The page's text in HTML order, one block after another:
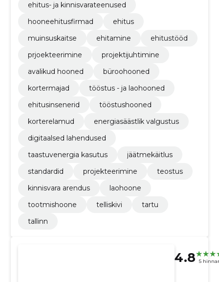
ehitus- ja kinnisvarateenused
hooneehitusfirmad
ehitus
muinsuskaitse
ehitamine
ehitustööd
prjoekteerimine
projektijuhtimine
avalikud hooned
büroohooned
kortermajad
tööstus - ja laohooned
ehitusinsenerid
tööstushooned
korterelamud
energiasäästlik valgustus
digitaalsed lahendused
taastuvenergia kasutus
jäätmekäitlus
standardid
projekteerimine
teostus
kinnisvara arendus
laohoone
tootmishoone
telliskivi
tartu
tallinn
4.8 5